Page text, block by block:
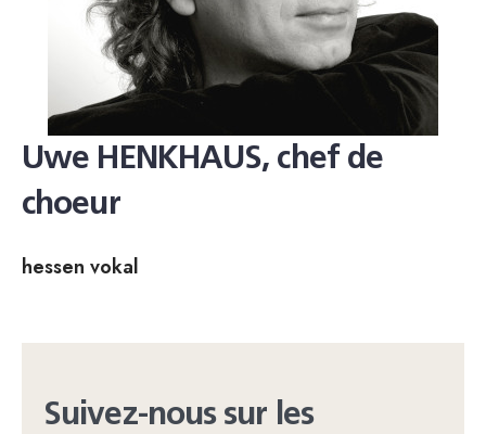
Uwe HENKHAUS, chef de
choeur
hessen vokal
Suivez-nous sur les